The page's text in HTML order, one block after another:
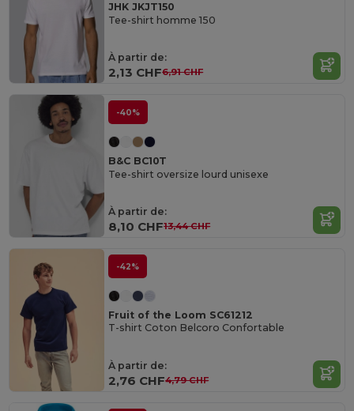
JHK JKJT150
Tee-shirt homme 150
À partir de:
2,13 CHF6,91 CHF
-40%
B&C BC10T
Tee-shirt oversize lourd unisexe
À partir de:
8,10 CHF13,44 CHF
-42%
Fruit of the Loom SC61212
T-shirt Coton Belcoro Confortable
À partir de:
2,76 CHF4,79 CHF